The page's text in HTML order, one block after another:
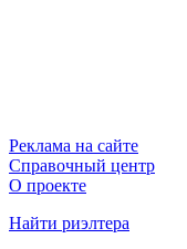
Реклама на сайте
Справочный центр
О проекте
Найти риэлтера